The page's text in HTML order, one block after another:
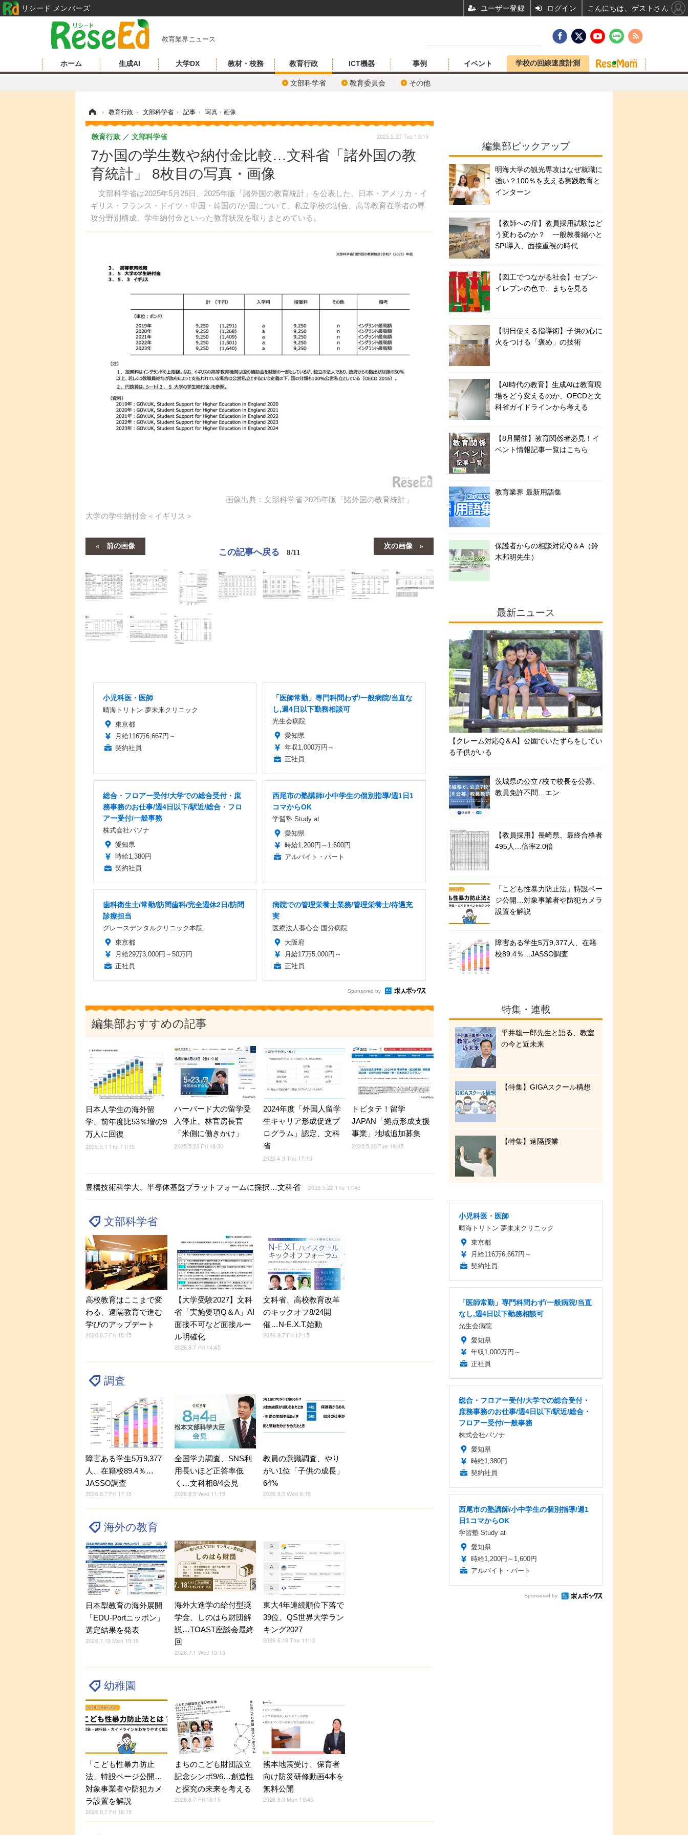
教育業界ニュース
ホーム 生成AI 大学DX 教材・校務 教育行政
文部科学省 教育委員会 その他
ICT機器 事例 イベント 学校の回線速度計測
› 教育行政 › 文部科学省 › 記事 › 写真・画像
7か国の学生数や納付金比較…文科省「諸外国の教
育統計」 8枚目の写真・画像
文部科学省は2025年5月26日、2025年版「諸外国の教育統計」を公表した。日本・アメリカ・イ
ギリス・フランス・ドイツ・中国・韓国の7か国について、私立学校の割合、高等教育在学者の専
攻分野別構成、学生納付金といった教育状況を取りまとめている。
教育行政 文部科学省 2025.5.27 Tue 13:15
画像出典：文部科学省 2025年版「諸外国の教育統計」
大学の学生納付金＜イギリス＞
前の画像 次の画像
この記事へ戻る 8/11
小児科医・医師
晴海トリトン 夢未来クリニック
東京都
月給116万6,667円～
契約社員
「医師常勤」専門科問わず/一般病院/当直な
し,週4日以下勤務相談可
光生会病院
愛知県
年収1,000万円～
正社員
総合・フロアー受付/大学での総合受付・庶
務事務のお仕事/週4日以下/駅近/総合・フロ
アー受付/一般事務
株式会社パソナ
愛知県
時給1,380円
契約社員
西尾市の塾講師/小中学生の個別指導/週1日1
コマからOK
学習塾 Study at
愛知県
時給1,200円～1,600円
アルバイト・パート
歯科衛生士/常勤/訪問歯科/完全週休2日/訪問
診療担当
グレースデンタルクリニック本院
東京都
月給29万3,000円～50万円
正社員
病院での管理栄養士業務/管理栄養士/待遇充
実
医療法人養心会 国分病院
大阪府
月給17万5,000円～
正社員
Sponsored by
編集部おすすめの記事
日本人学生の海外留
学、前年度比53％増の9
万人に回復
2025.5.1 Thu 11:15
ハーバード大の留学受
入停止、林官房長官
「米側に働きかけ」
2025.5.23 Fri 18:30
2024年度「外国人留学
生キャリア形成促進プ
ログラム」認定、文科
省
2025.4.3 Thu 17:15
トビタテ！留学
JAPAN「拠点形成支援
事業」地域追加募集
2025.5.20 Tue 19:45
豊橋技術科学大、半導体基盤プラットフォームに採択…文科省 2025.5.22 Thu 17:45
文部科学省
高校教育はここまで変
わる、遠隔教育で進む
学びのアップデート
2026.8.7 Fri 15:15
【大学受験2027】文科
省「実施要項Q＆A」AI
面接不可など面接ルー
ル明確化
2026.8.7 Fri 14:45
文科省、高校教育改革
のキックオフ8/24開
催…N-E.X.T.始動
2026.8.7 Fri 12:15
調査
障害ある学生5万9,377
人、在籍校89.4％…
JASSO調査
2026.8.7 Fri 17:15
全国学力調査、SNS利
用長いほど正答率低
く…文科相8/4会見
2026.8.5 Wed 11:15
教員の意識調査、やり
がい1位「子供の成長」
64%
2026.8.5 Wed 9:15
海外の教育
日本型教育の海外展開
「EDU-Portニッポン」
選定結果を発表
2026.7.13 Mon 15:15
海外大進学の給付型奨
学金、しのはら財団解
説…TOAST座談会最終
回
2026.7.1 Wed 15:15
東大4年連続順位下落で
39位、QS世界大学ラン
キング2027
2026.6.18 Thu 11:12
幼稚園
「こども性暴力防止
法」特設ページ公開…
対象事業者や防犯カメ
ラ設置を解説
2026.8.7 Fri 18:15
まちのこども財団設立
記念シンポ9/6…創造性
と探究の未来を考える
2026.8.7 Fri 16:15
熊本地震受け、保育者
向け防災研修動画4本を
無料公開
2026.8.3 Mon 19:45
編集部ピックアップ
明海大学の観光専攻はなぜ就職に
強い？100％を支える実践教育と
インターン
【教師への扉】教員採用試験はど
う変わるのか？ 一般教養縮小と
SPI導入、面接重視の時代
【図工でつながる社会】セブン‐
イレブンの色で、まちを見る
【明日使える指導術】子供の心に
火をつける「褒め」の技術
【AI時代の教育】生成AIは教育現
場をどう変えるのか、OECDと文
科省ガイドラインから考える
【8月開催】教育関係者必見！イ
ベント情報記事一覧はこちら
教育業界 最新用語集
保護者からの相談対応Q＆A（鈴
木邦明先生）
最新ニュース
【クレーム対応Q＆A】公園でいたずらをしてい
る子供がいる
茨城県の公立7校で校長を公募、
教員免許不問…エン
【教員採用】長崎県、最終合格者
495人…倍率2.0倍
「こども性暴力防止法」特設ペー
ジ公開…対象事業者や防犯カメラ
設置を解説
障害ある学生5万9,377人、在籍
校89.4％…JASSO調査
特集・連載
平井聡一郎先生と語る、教室
の今と近未来
【特集】GIGAスクール構想
【特集】遠隔授業
小児科医・医師
晴海トリトン 夢未来クリニック
東京都
月給116万6,667円～
契約社員
「医師常勤」専門科問わず/一般病院/当直
なし,週4日以下勤務相談可
光生会病院
愛知県
年収1,000万円～
正社員
総合・フロアー受付/大学での総合受付・
庶務事務のお仕事/週4日以下/駅近/総合・
フロアー受付/一般事務
株式会社パソナ
愛知県
時給1,380円
契約社員
西尾市の塾講師/小中学生の個別指導/週1
日1コマからOK
学習塾 Study at
愛知県
時給1,200円～1,600円
アルバイト・パート
Sponsored by
リシード メンバーズ ユーザー登録 ログイン こんにちは、ゲストさん